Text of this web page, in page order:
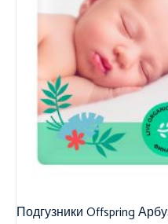
Подгузники Offspring